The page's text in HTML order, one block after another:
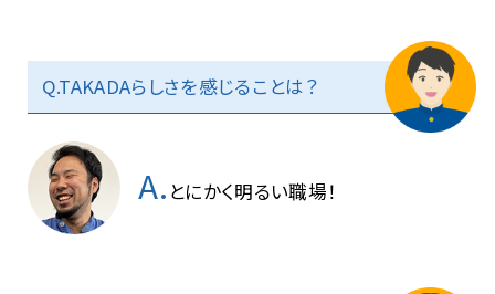
Q.TAKADAらしさを感じることは？
A. とにかく明るい職場！